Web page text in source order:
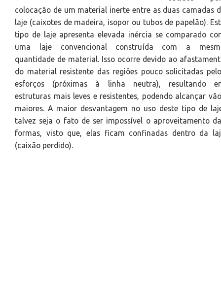
colocação de um material inerte entre as duas camadas
laje (caixotes de madeira, isopor ou tubos de papelão).
tipo de laje apresenta elevada inércia se comparado
uma laje convencional construída com a
quantidade de material. Isso ocorre devido ao
do material resistente das regiões pouco solicitadas
esforços (próximas à linha neutra), resultando
estruturas mais leves e resistentes, podendo alcançar
maiores. A maior desvantagem no uso deste tipo de
talvez seja o fato de ser impossível o aproveitamento
formas, visto que, elas ficam confinadas dentro da
(caixão perdido).